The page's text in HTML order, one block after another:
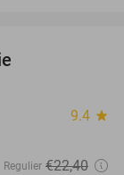
9.4 star
Regulier €22,40